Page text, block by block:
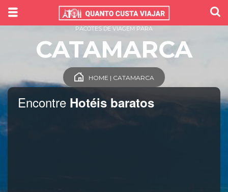
Encontre Hotéis baratos
PACOTES DE VIAGEM PARA
CATAMARCA
HOME | CATAMARCA